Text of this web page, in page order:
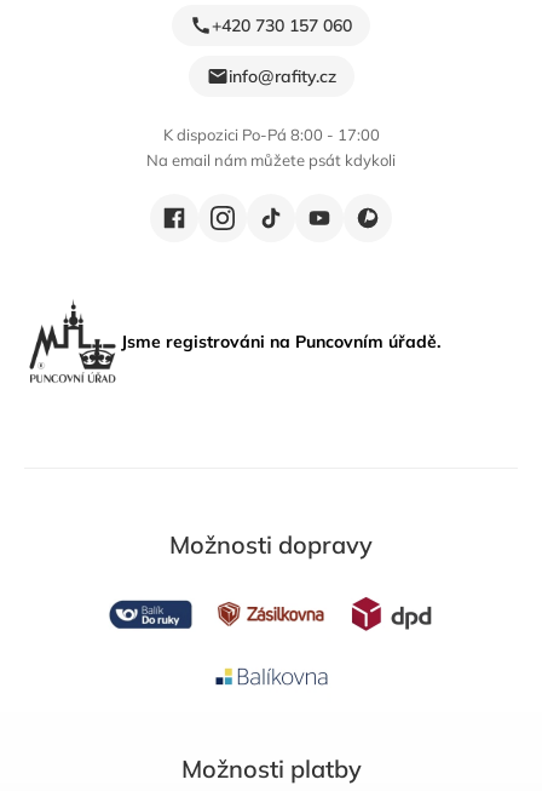
+420 730 157 060
info@rafity.cz
K dispozici Po-Pá 8:00 - 17:00
Na email nám můžete psát kdykoli
Jsme registrováni na Puncovním úřadě.
Možnosti dopravy
Možnosti platby